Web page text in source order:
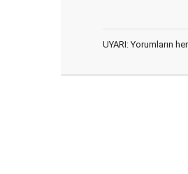
UYARI: Yorumların